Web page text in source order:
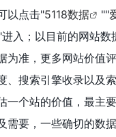
以点击"5118数据 ""
进入；以目前的网站数
为准，更多网站价值
、搜索引擎收录以及
一个站的价值，最主
需要，一些确切的数